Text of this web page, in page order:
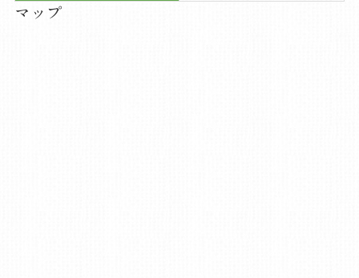
マップ